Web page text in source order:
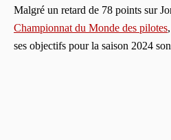
Malgré un retard de 78 points sur
Championnat du Monde des pilotes
ses objectifs pour la saison 2024